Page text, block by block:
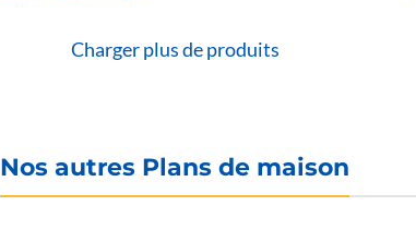
Charger plus de produits
Nos autres Plans de maison